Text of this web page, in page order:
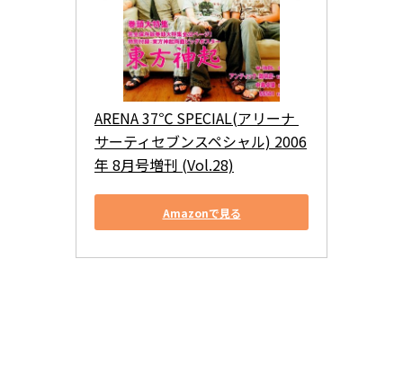
ARENA 37℃ SPECIAL(アリーナ
サーティセブンスペシャル) 2006
年 8月号増刊 (Vol.28)
Amazonで見る